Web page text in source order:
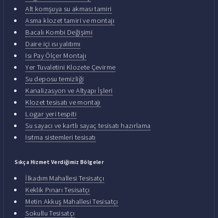
Alt komşuya su akması tamiri
Asma klozet tamiri ve montajı
Bacalı Kombi Değişimi
Daire içi ısı yalıtımı
Isı Pay Ölçer Montajı
Yer Tuvaletini Klozete Çevirme
Su deposu temizliği
Kanalizasyon ve Altyapı İşleri
Klozet tesisatı ve montajı
Logar yeri tespiti
Su sayacı ve kartlı sayaç tesisatı hazırlama
Isıtma sistemleri tesisatı
Sıkça Hizmet Verdiğimiz Bölgeler
İlkadım Mahallesi Tesisatçı
Keklik Pınarı Tesisatçı
Metin Akkuş Mahallesi Tesisatçı
Sokullu Tesisatçı